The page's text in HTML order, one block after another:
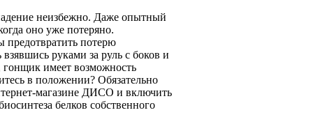
неизбежно. Даже опытный
оно уже потеряно.
предотвратить потерю
руками за руль с боков и
гонщик имеет возможность
в положении? Обязательно
магазине ДИСО и включить
белков собственного